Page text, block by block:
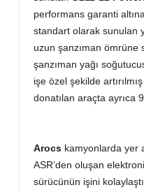
performans garanti
standart olarak sunulan
uzun şanzıman ömrüne
şanzıman yağı
işe özel şekilde
donatılan araçta ayrıca
Arocskamyonlarda yer
ASR’den oluşan
sürücünün işini